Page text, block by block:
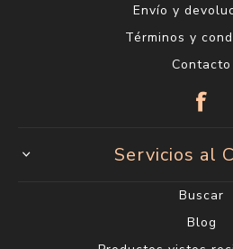
Envío y
Términos y
Contacto
Servicios al
Buscar
Blog